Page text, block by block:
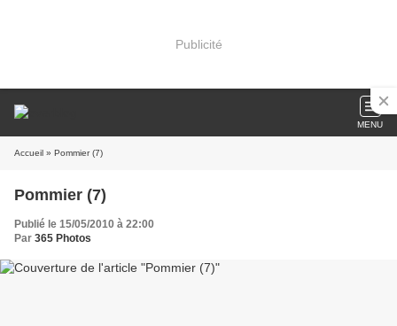
Publicité
MENU
Accueil » Pommier (7)
Pommier (7)
Publié le 15/05/2010 à 22:00
Par 365 Photos